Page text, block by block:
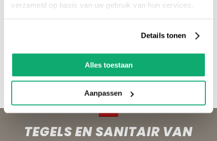
verzameld op basis van uw gebruik van hun services.
Details tonen
Alles toestaan
Aanpassen
Productspecificaties
kleur van de tegel op de afbeelding kan altijd iets
afwijken van de werkelijkheid. We adviseren om ook
wat tegels als reserve te houden als er een keer
schade of breuk is.
TEGELS EN SANITAIR VAN